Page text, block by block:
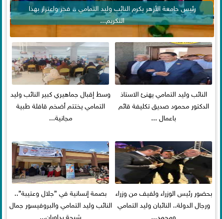
رئيس جامعة الأزهر يكرم النائب وليد التمامي .. فخر واعتزاز بهذا
التكريم...
النائب وليد التمامي يهنئ الاستاذ
الدكتور محمود صديق تكليفة قائم
باعمال ...
وسط إقبال جماهيري كبير النائب وليد
التمامي يختتم أضخم قافلة طبية
مجانية...
بحضور رئيس الوزراء ولفيف من وزراء
ورجال الدولة.. النائبان وليد التمامي
ومحمد...
بصمة إنسانية في ”جلال وعتيبة”..
النائب وليد التمامي والبروفيسور جمال
شيحة يداويان...